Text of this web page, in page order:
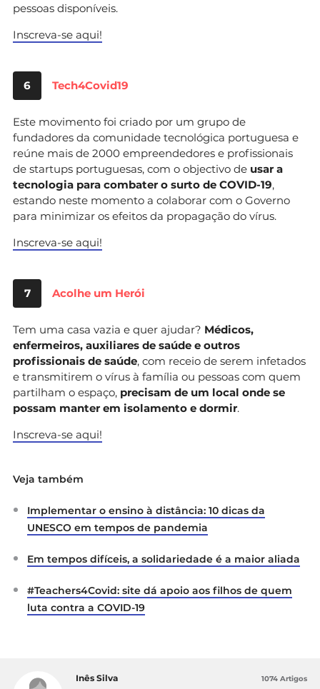
pessoas disponíveis.
Inscreva-se aqui!
6 Tech4Covid19
Este movimento foi criado por um grupo de
fundadores da comunidade tecnológica portuguesa e
reúne mais de 2000 empreendedores e profissionais
de startups portuguesas, com o objectivo de usar a
tecnologia para combater o surto de COVID-19,
estando neste momento a colaborar com o Governo
para minimizar os efeitos da propagação do vírus.
Inscreva-se aqui!
7 Acolhe um Herói
Tem uma casa vazia e quer ajudar? Médicos,
enfermeiros, auxiliares de saúde e outros
profissionais de saúde, com receio de serem infetados
e transmitirem o vírus à família ou pessoas com quem
partilham o espaço, precisam de um local onde se
possam manter em isolamento e dormir.
Inscreva-se aqui!
Veja também
Implementar o ensino à distância: 10 dicas da
UNESCO em tempos de pandemia
Em tempos difíceis, a solidariedade é a maior aliada
#Teachers4Covid: site dá apoio aos filhos de quem
luta contra a COVID-19
Inês Silva 1074 Artigos